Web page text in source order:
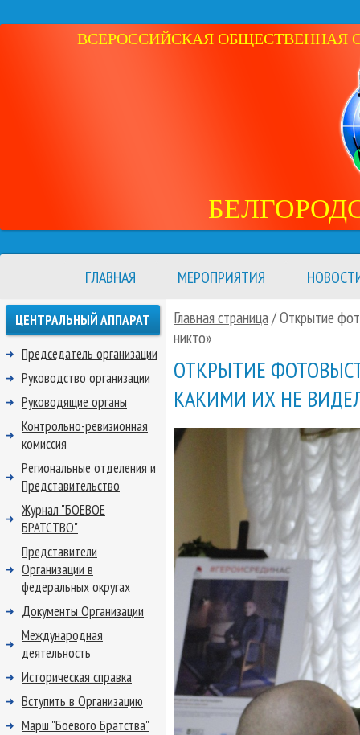
ВСЕРОССИЙСКАЯ ОБЩЕСТВЕННАЯ
ГЛАВНАЯ МЕРОПРИЯТИЯ
Главная страница/ Открытие
никто»
ОТКРЫТИЕ
КАКИМИ ИХ НЕ
ЦЕНТРАЛЬНЫЙ АППАРАТ
Председатель организации
Руководство организации
Руководящие органы
Контрольно-ревизионная
комиссия
Региональные отделения и
Представительство
Журнал "БОЕВОЕ
БРАТСТВО"
Представители
Организации в
федеральных округах
Документы Организации
Международная
деятельность
Историческая справка
Вступить в Организацию
Марш "Боевого Братства"